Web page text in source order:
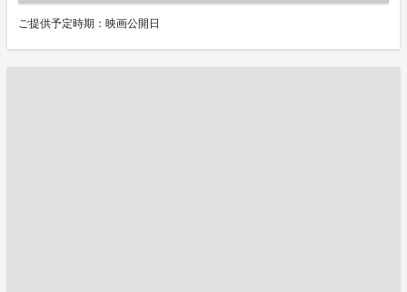
ご提供予定時期：映画公開日